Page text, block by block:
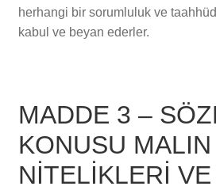
herhangi bir sorumluluk ve
kabul ve beyan ederler.
MADDE 3 –
KONUSU
NİTELİKLERİ